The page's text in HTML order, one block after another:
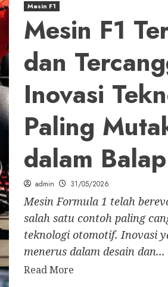
Mesin F1
Mesin F1
dan
Inovasi
Paling
dalam
admin 31/05/2026
Mesin Formula 1 telah
salah satu contoh paling
teknologi otomotif. Inovasi
menerus dalam desain dan...
Read More